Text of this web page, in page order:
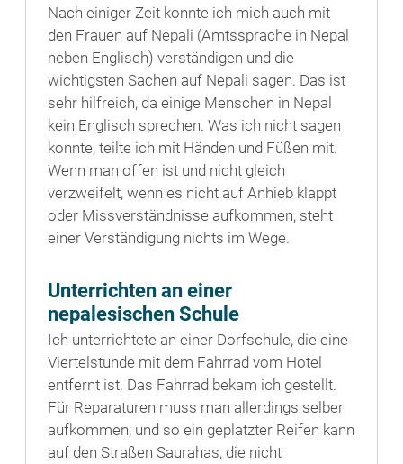
Nach einiger Zeit konnte ich mich auch mit
den Frauen auf Nepali (Amtssprache in Nepal
neben Englisch) verständigen und die
wichtigsten Sachen auf Nepali sagen. Das ist
sehr hilfreich, da einige Menschen in Nepal
kein Englisch sprechen. Was ich nicht sagen
konnte, teilte ich mit Händen und Füßen mit.
Wenn man offen ist und nicht gleich
verzweifelt, wenn es nicht auf Anhieb klappt
oder Missverständnisse aufkommen, steht
einer Verständigung nichts im Wege.
Unterrichten an einer
nepalesischen Schule
Ich unterrichtete an einer Dorfschule, die eine
Viertelstunde mit dem Fahrrad vom Hotel
entfernt ist. Das Fahrrad bekam ich gestellt.
Für Reparaturen muss man allerdings selber
aufkommen; und so ein geplatzter Reifen kann
auf den Straßen Saurahas, die nicht